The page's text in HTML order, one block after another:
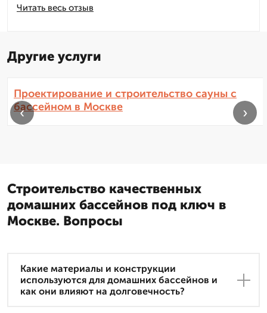
Читать весь отзыв
Другие услуги
Проектирование и строительство сауны с
бассейном в Москве
‹ ›
Строительство качественных
домашних бассейнов под ключ в
Москве. Вопросы
Какие материалы и конструкции
используются для домашних бассейнов и
как они влияют на долговечность?